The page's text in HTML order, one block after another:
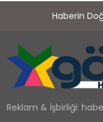
SPOR
TEKNOLOJI
YAŞAM
Haberin
Reklam & İşbirliği: